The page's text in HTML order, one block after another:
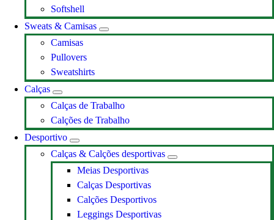
Softshell
Sweats & Camisas
Camisas
Pullovers
Sweatshirts
Calças
Calças de Trabalho
Calções de Trabalho
Desportivo
Calças & Calções desportivas
Meias Desportivas
Calças Desportivas
Calções Desportivos
Leggings Desportivas